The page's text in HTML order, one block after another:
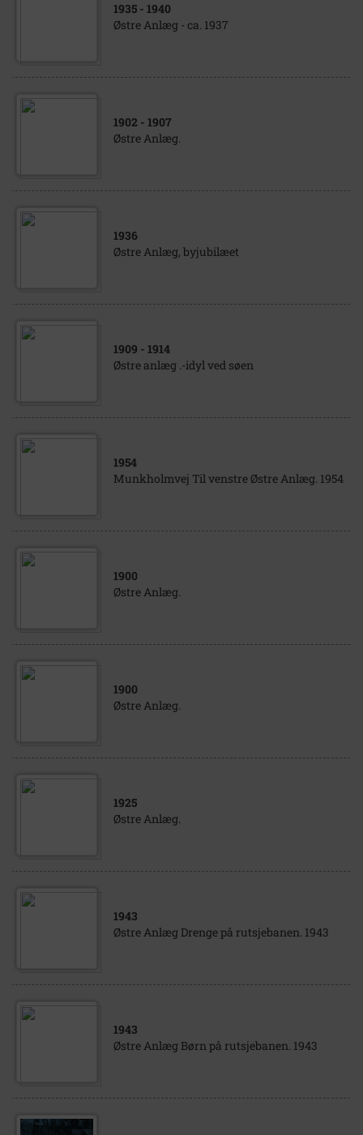
1935 - 1940
Østre Anlæg - ca. 1937
1902 - 1907
Østre Anlæg.
1936
Østre Anlæg, byjubilæet
1909 - 1914
Østre anlæg .-idyl ved søen
1954
Munkholmvej Til venstre Østre Anlæg. 1954
1900
Østre Anlæg.
1900
Østre Anlæg.
1925
Østre Anlæg.
1943
Østre Anlæg Drenge på rutsjebanen. 1943
1943
Østre Anlæg Børn på rutsjebanen. 1943